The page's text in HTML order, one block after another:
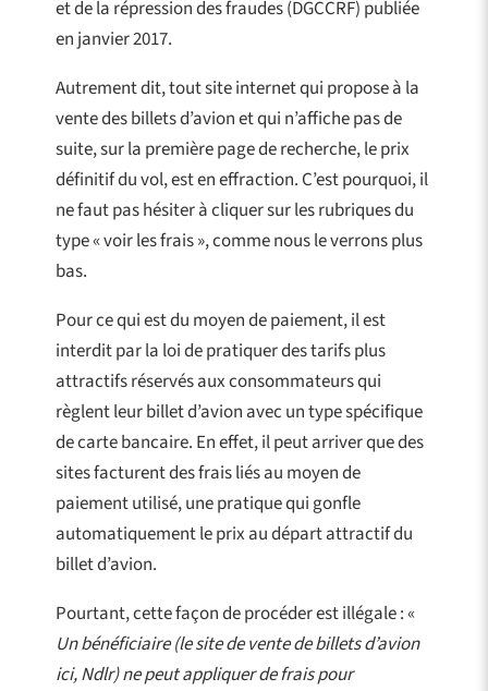
et de la répression des fraudes (DGCCRF) publiée
en janvier 2017.
Autrement dit, tout site internet qui propose à la
vente des billets d’avion et qui n’affiche pas de
suite, sur la première page de recherche, le prix
définitif du vol, est en effraction. C’est pourquoi, il
ne faut pas hésiter à cliquer sur les rubriques du
type « voir les frais », comme nous le verrons plus
bas.
Pour ce qui est du moyen de paiement, il est
interdit par la loi de pratiquer des tarifs plus
attractifs réservés aux consommateurs qui
règlent leur billet d’avion avec un type spécifique
de carte bancaire. En effet, il peut arriver que des
sites facturent des frais liés au moyen de
paiement utilisé, une pratique qui gonfle
automatiquement le prix au départ attractif du
billet d’avion.
Pourtant, cette façon de procéder est illégale : «
Un bénéficiaire (le site de vente de billets d’avion
ici, Ndlr) ne peut appliquer de frais pour